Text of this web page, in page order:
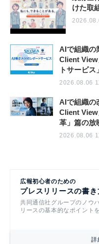
けた取
AIで組織の
Client View
トサービス
2026.08.06
AIで組織の
Client View
革」篇の放
2026.08.06
広報初心者のための
プレスリリースの書き
共同通信社グループのノウ
リースの基本的なポイント
詳